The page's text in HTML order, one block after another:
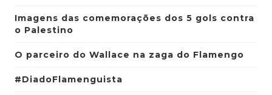
Imagens das comemorações dos 5 gols contra
o Palestino
O parceiro do Wallace na zaga do Flamengo
#DiadoFlamenguista